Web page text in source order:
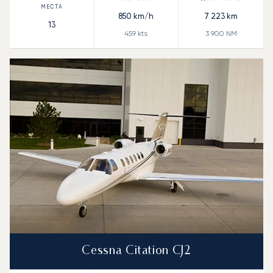
13
850 km/h
459 kts
7 223 km
3 900 NM
Cessna Citation CJ2